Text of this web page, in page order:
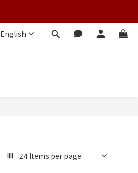
English
24 Items per page